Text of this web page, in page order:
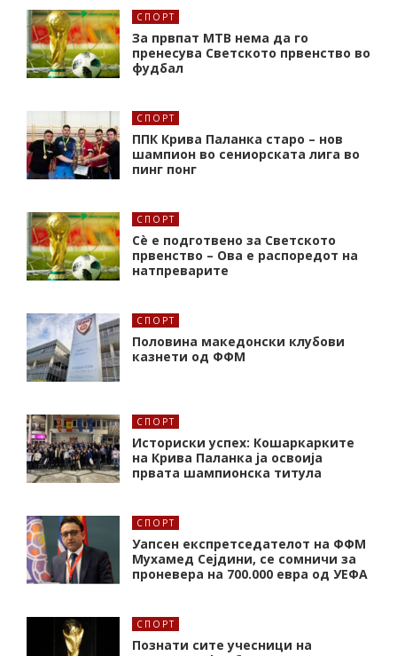
СПОРТ
За првпат МТВ нема да го
пренесува Светското првенство во
фудбал
СПОРТ
ППК Крива Паланка старо – нов
шампион во сениорската лига во
пинг понг
СПОРТ
Сè е подготвено за Светското
првенство – Ова е распоредот на
натпреварите
СПОРТ
Половина македонски клубови
казнети од ФФМ
СПОРТ
Историски успех: Кошаркарките
на Крива Паланка ја освоија
првата шампионска титула
СПОРТ
Уапсен експретседателот на ФФМ
Мухамед Сејдини, се сомничи за
проневера на 700.000 евра од УЕФА
СПОРТ
Познати сите учесници на